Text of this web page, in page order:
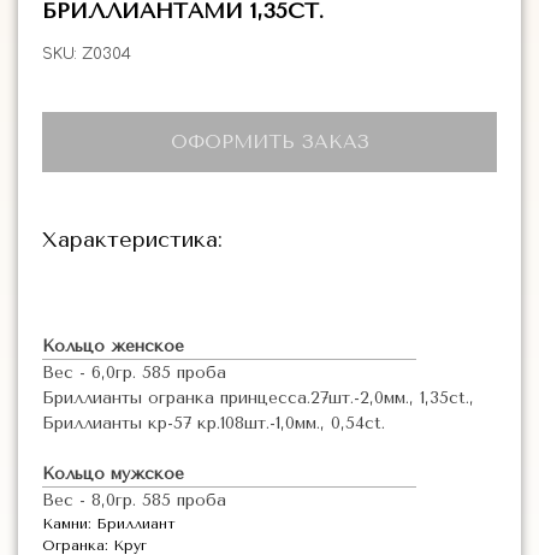
БРИЛЛИАНТАМИ 1,35CT.
SKU: Z0304
ОФОРМИТЬ ЗАКАЗ
Характеристика:
Кольцо женское
Вес - 6,0гр. 585 проба
Бриллианты огранка принцесса.27шт.-2,0мм., 1,35ct.,
Бриллианты кр-57 кр.108шт.-1,0мм., 0,54ct.
Кольцо мужское
Вес - 8,0гр. 585 проба
Камни: Бриллиант
Огранка: Круг